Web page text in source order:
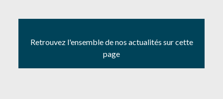
Retrouvez l'ensemble de nos actualités sur cette
page